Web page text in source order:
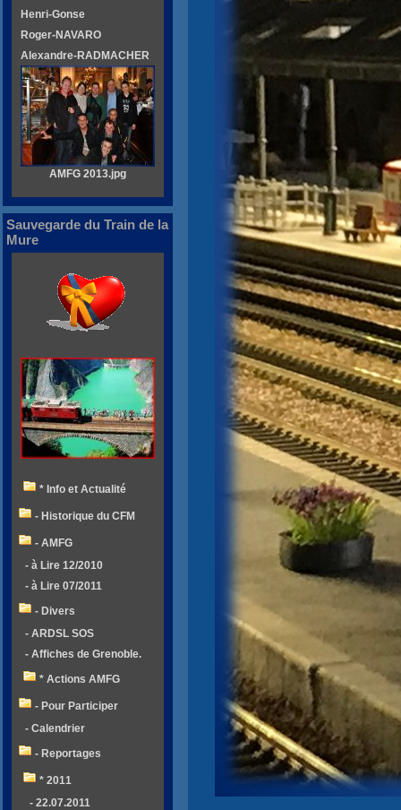
Henri-Gonse
Roger-NAVARO
Alexandre-RADMACHER
AMFG 2013.jpg
Sauvegarde du Train de la
Mure
* Info et Actualité
- Historique du CFM
- AMFG
- à Lire 12/2010
- à Lire 07/2011
- Divers
- ARDSL SOS
- Affiches de Grenoble.
* Actions AMFG
- Pour Participer
- Calendrier
- Reportages
* 2011
- 22.07.2011